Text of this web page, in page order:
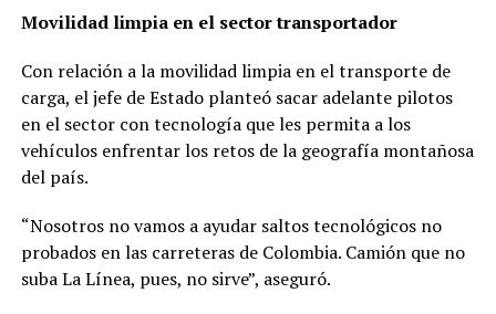
Movilidad limpia en el sector transportador
Con relación a la movilidad limpia en el transporte de
carga, el jefe de Estado planteó sacar adelante pilotos
en el sector con tecnología que les permita a los
vehículos enfrentar los retos de la geografía montañosa
del país.
“Nosotros no vamos a ayudar saltos tecnológicos no
probados en las carreteras de Colombia. Camión que no
suba La Línea, pues, no sirve”, aseguró.